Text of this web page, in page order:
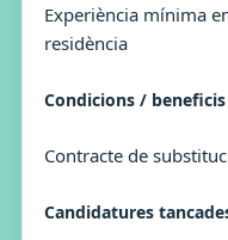
Experiència mínima
residència
Condicions / beneficis
Contracte de
Candidatures